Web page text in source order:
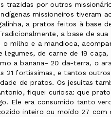
trazidas por outros
missioneiros tiveram
a pratos feitos à base
a base de sua
milho e a mandioca,
de carne de 19
a banana- 20 da-terra, o
fortíssimas, e tantos
de pratos. Os jesuítas
fiquei curiosa: que
Ele era consumido tanto
inteiro ou moído 27 com